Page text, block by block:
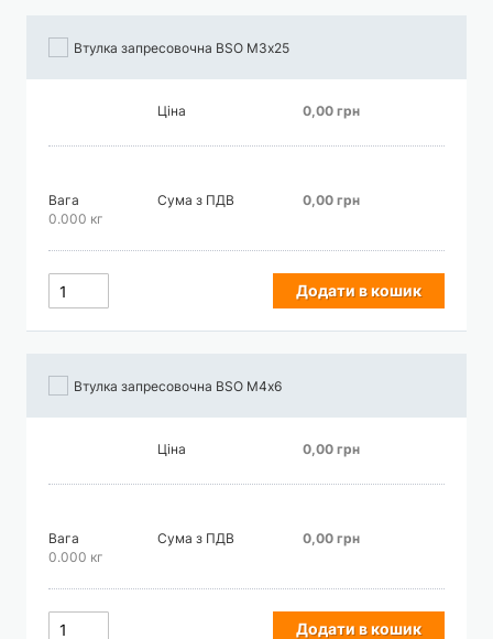
Втулка запресовочна BSO М3х25
Ціна 0,00 грн
Вага
0.000 кг
Сума з ПДВ 0,00 грн
Додати в кошик
Втулка запресовочна BSO М4х6
Ціна 0,00 грн
Вага
0.000 кг
Сума з ПДВ 0,00 грн
Додати в кошик